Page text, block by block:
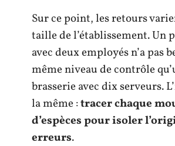
Sur ce point, les retours
taille de l’établissement. Un
avec deux employés n’a pas
même niveau de contrôle
brasserie avec dix serveurs.
la même :tracer chaque
d’espèces pour isoler
erreurs.